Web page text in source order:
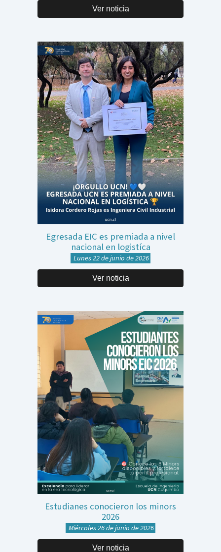
Ver noticia
Egresada EIC es premiada a nivel
nacional en logistíca
Lunes 22 de junio de 2026
Ver noticia
Estudianes conocieron los minors
2026
Miércoles 26 de junio de 2026
Ver noticia